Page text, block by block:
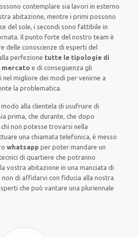
contemplare sia lavori in esterno
abitazione, mentre i primi possono
del sole, i secondi sono fattibile in
Il punto forte del nostro team è
delle conoscenze di esperti del
perfezione tutte le tipologie di
mercato e di conseguenza gli
migliore dei modi per venirne a
la problematica.​
alla clientela di usufruire di
prima, che durante, che dopo
non potesse trovarsi nella
una chiamata telefonica, è messo
whatsapp per poter mandare un
di quartiere che potranno
vostra abitazione in una manciata di
non di affidarvi con fiducia alla nostra
che può vantare una pluriennale